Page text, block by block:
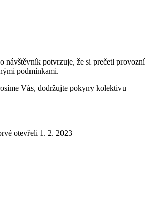
návštěvník potvrzuje, že si prečetl provozní
podmínkami.
Vás, dodržujte pokyny kolektivu
otevřeli 1. 2. 2023